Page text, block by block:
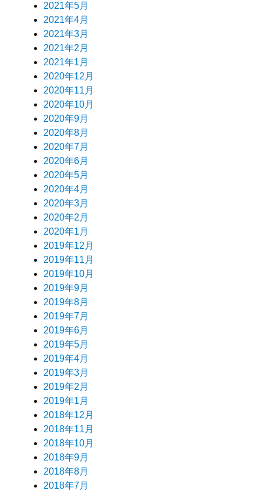
2021年5月
2021年4月
2021年3月
2021年2月
2021年1月
2020年12月
2020年11月
2020年10月
2020年9月
2020年8月
2020年7月
2020年6月
2020年5月
2020年4月
2020年3月
2020年2月
2020年1月
2019年12月
2019年11月
2019年10月
2019年9月
2019年8月
2019年7月
2019年6月
2019年5月
2019年4月
2019年3月
2019年2月
2019年1月
2018年12月
2018年11月
2018年10月
2018年9月
2018年8月
2018年7月